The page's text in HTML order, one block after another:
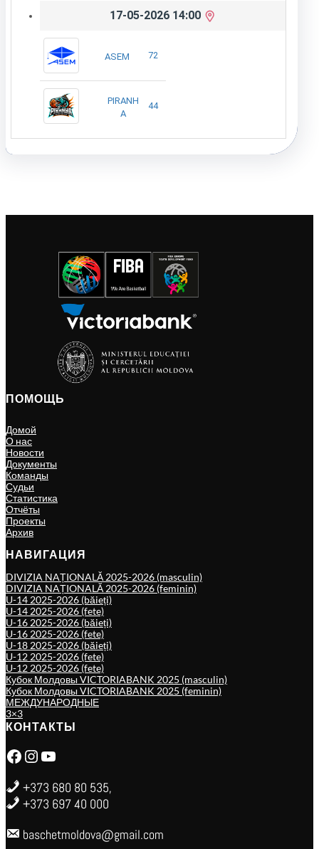
17-05-2026 14:00
ASEM 72
PIRANH
A
44
ПОМОЩЬ
Домой
О нас
Новости
Документы
Команды
Судьи
Статистика
Отчёты
Проекты
Архив
НАВИГАЦИЯ
DIVIZIA NAȚIONALĂ 2025-2026 (masculin)
DIVIZIA NAȚIONALĂ 2025-2026 (feminin)
U-14 2025-2026 (băieți)
U-14 2025-2026 (fete)
U-16 2025-2026 (băieți)
U-16 2025-2026 (fete)
U-18 2025-2026 (băieți)
U-12 2025-2026 (fete)
U-12 2025-2026 (fete)
Кубок Молдовы VICTORIABANK 2025 (masculin)
Кубок Молдовы VICTORIABANK 2025 (feminin)
МЕЖДУНАРОДНЫЕ
3×3
КОНТАКТЫ
Facebook Instagram YouTube
+373 680 80 535,
+373 697 40 000
baschetmoldova@gmail.com